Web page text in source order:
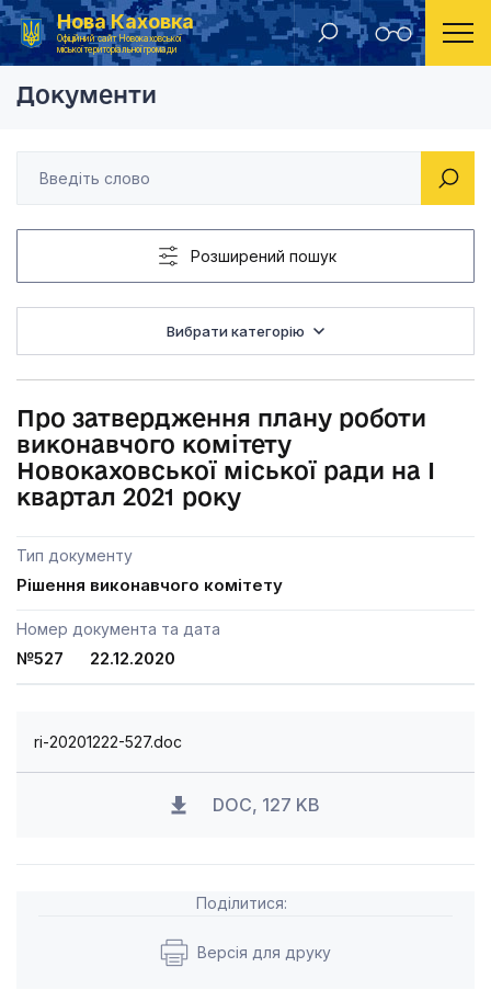
Нова Каховка
Офіційний сайт Новокаховської
міської територіальної громади
Головна Рішення виконавчого комітету Новокаховської міської ради 2020 року Про затвердження
Документи
Розширений пошук
Вибрати категорію
Про затвердження плану роботи
виконавчого комітету
Новокаховської міської ради на І
квартал 2021 року
Тип документу
Рішення виконавчого комітету
Номер документа та дата
№527 22.12.2020
ri-20201222-527.doc
DOC, 127 KB
Поділитися:
Версія для друку